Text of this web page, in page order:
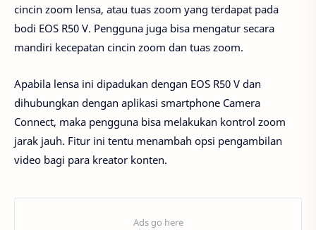
cincin zoom lensa, atau tuas zoom yang terdapat pada
bodi EOS R50 V. Pengguna juga bisa mengatur secara
mandiri kecepatan cincin zoom dan tuas zoom.
Apabila lensa ini dipadukan dengan EOS R50 V dan
dihubungkan dengan aplikasi smartphone Camera
Connect, maka pengguna bisa melakukan kontrol zoom
jarak jauh. Fitur ini tentu menambah opsi pengambilan
video bagi para kreator konten.